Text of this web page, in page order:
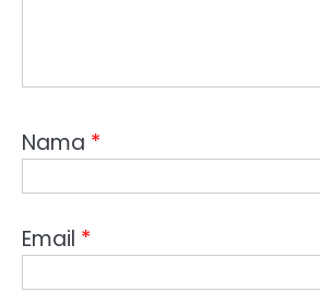
Nama *
Email *